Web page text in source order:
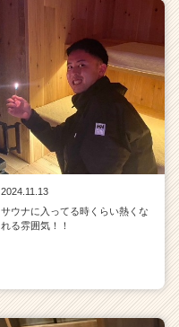
2024.11.13
サウナに入ってる時くらい熱くな
れる雰囲気！！